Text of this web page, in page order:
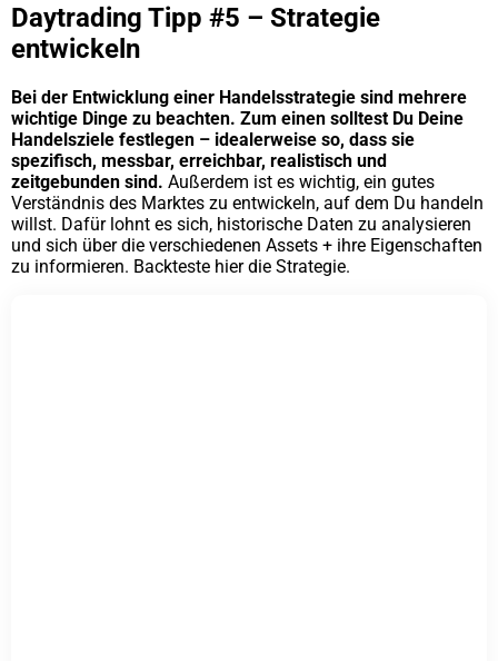
Daytrading Tipp #5 – Strategie
entwickeln
Bei der Entwicklung einer Handelsstrategie sind mehrere
wichtige Dinge zu beachten. Zum einen solltest Du Deine
Handelsziele festlegen – idealerweise so, dass sie
spezifisch, messbar, erreichbar, realistisch und
zeitgebunden sind. Außerdem ist es wichtig, ein gutes
Verständnis des Marktes zu entwickeln, auf dem Du handeln
willst. Dafür lohnt es sich, historische Daten zu analysieren
und sich über die verschiedenen Assets + ihre Eigenschaften
zu informieren. Backteste hier die Strategie.